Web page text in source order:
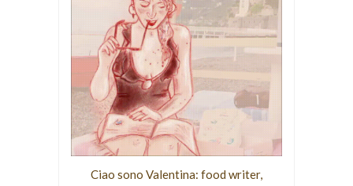
Ciao sono Valentina: food writer,